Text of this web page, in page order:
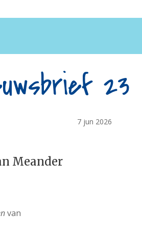
7 jun 2026
Meander
van